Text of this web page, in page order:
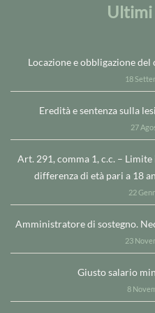
Locazione e obbligazione
18
Eredità e sentenza sulla
27
Art. 291, comma 1, c.c. –
differenza di età pari a 18
22
Amministratore di sostegno.
23
Giusto salario
8